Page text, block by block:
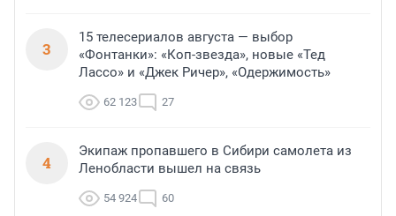
3
15 телесериалов августа — выбор
«Фонтанки»: «Коп-звезда», новые «Тед
Лассо» и «Джек Ричер», «Одержимость»
62 123 27
4
Экипаж пропавшего в Сибири самолета из
Ленобласти вышел на связь
54 924 60